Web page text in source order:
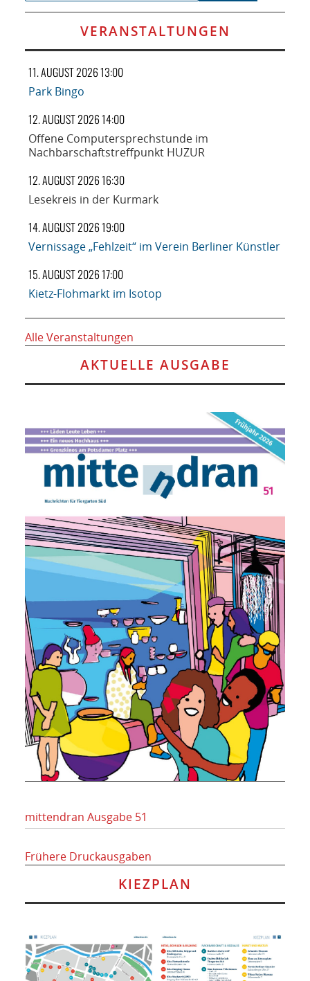
VERANSTALTUNGEN
11. AUGUST 2026 13:00
Park Bingo
12. AUGUST 2026 14:00
Offene Computersprechstunde im
Nachbarschaftstreffpunkt HUZUR
12. AUGUST 2026 16:30
Lesekreis in der Kurmark
14. AUGUST 2026 19:00
Vernissage „Fehlzeit“ im Verein Berliner Künstler
15. AUGUST 2026 17:00
Kietz-Flohmarkt im Isotop
Alle Veranstaltungen
AKTUELLE AUSGABE
mittendran Ausgabe 51
Frühere Druckausgaben
KIEZPLAN